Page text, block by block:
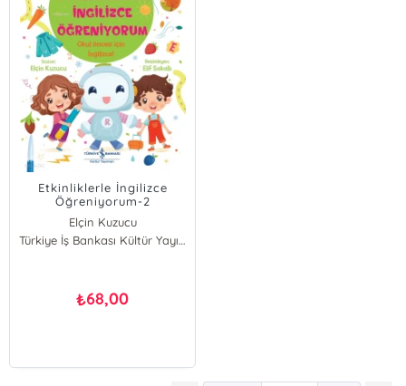
Etkinliklerle İngilizce
Öğreniyorum-2
Elçin Kuzucu
Türkiye İş Bankası Kültür Yayınları
₺68,00